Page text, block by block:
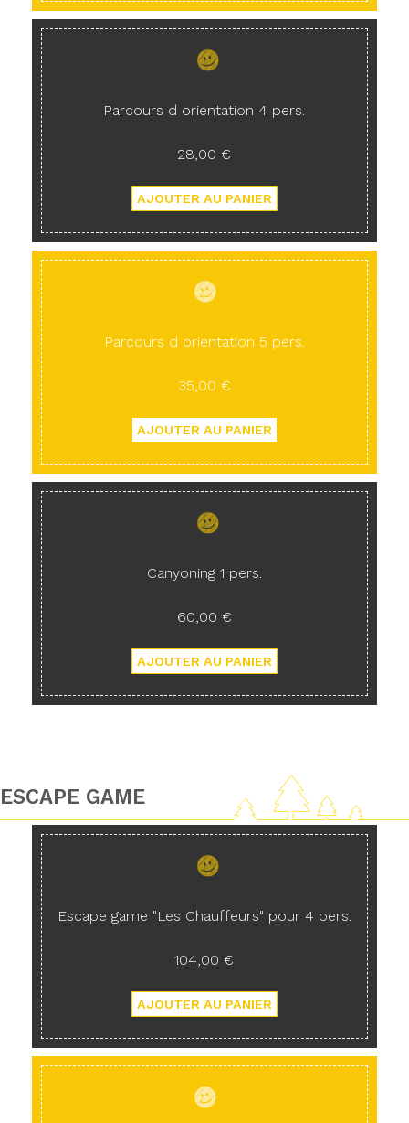
Parcours d orientation 4 pers.
28,00 €
Parcours d orientation 5 pers.
35,00 €
Canyoning 1 pers.
60,00 €
ESCAPE GAME
Escape game "Les Chauffeurs" pour 4 pers.
104,00 €